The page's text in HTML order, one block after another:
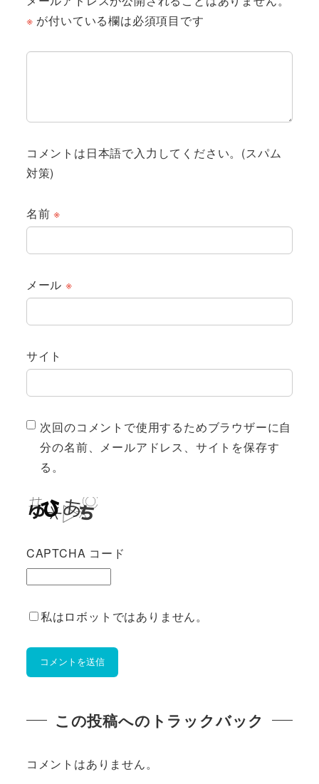
※ が付いている欄は必須項目です
コメントは日本語で入力してください。(スパム
対策)
名前※
メール ※
サイト
次回のコメントで使用するためブラウザーに自
分の名前、メールアドレス、サイトを保存す
る。
CAPTCHA コード
私はロボットではありません。
この投稿へのトラックバック
コメントはありません。